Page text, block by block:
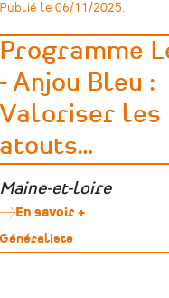
Publié le 06/11/2025.
Programme
- Anjou Bleu :
Valoriser les
atouts…
Zone
géographique
Maine-et-loire
En savoir +
Type
de
Généraliste